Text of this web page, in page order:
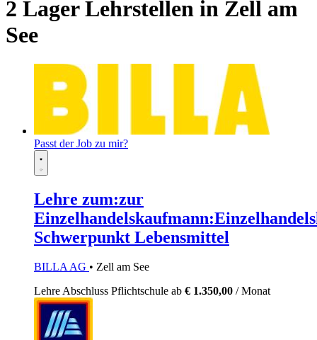
2 Lager Lehrstellen in Zell am
See
Passt der Job zu mir?
Lehre zum:zur
Schwerpunkt Lebensmittel
BILLA AG • Zell am See
LehreAbschluss Pflichtschule ab € 1.350,00 / Monat